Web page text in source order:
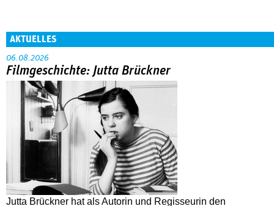
AKTUELLES
06.08.2026
Filmgeschichte: Jutta Brückner
Jutta Brückner hat als Autorin und Regisseurin den